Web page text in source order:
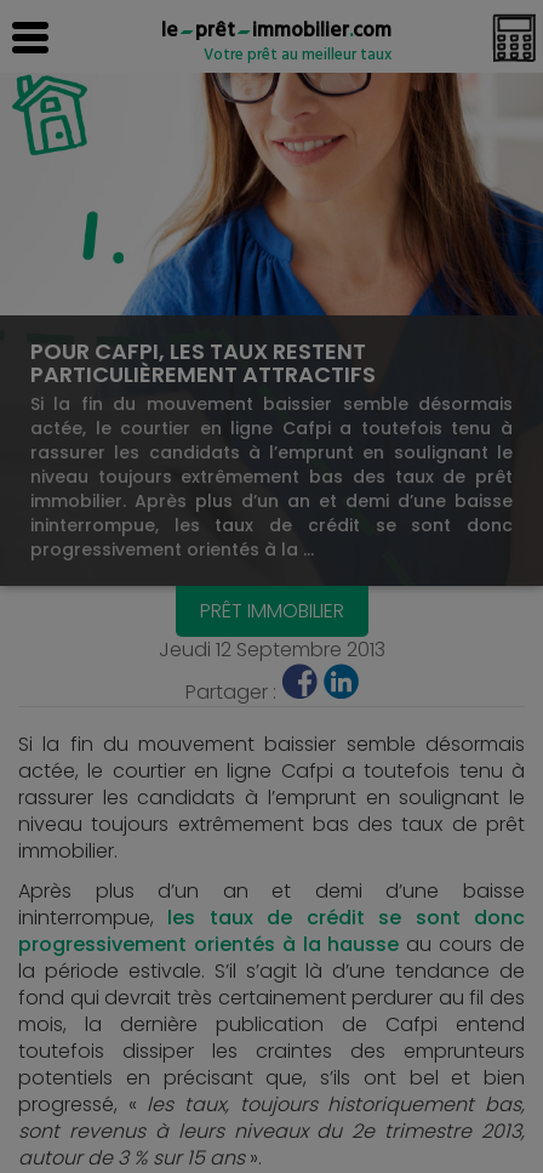
le prêt immobilier.com
Votre prêt au meilleur taux
POUR CAFPI, LES TAUX RESTENT
PARTICULIÈREMENT ATTRACTIFS
Si la fin du mouvement baissier semble désormais
actée, le courtier en ligne Cafpi a toutefois tenu à
rassurer les candidats à l’emprunt en soulignant le
niveau toujours extrêmement bas des taux de prêt
immobilier. Après plus d’un an et demi d’une baisse
ininterrompue, les taux de crédit se sont donc
progressivement orientés à la …
PRÊT IMMOBILIER
Jeudi 12 Septembre 2013
Partager :
Si la fin du mouvement baissier semble désormais
actée, le courtier en ligne Cafpi a toutefois tenu à
rassurer les candidats à l’emprunt en soulignant le
niveau toujours extrêmement bas des taux de prêt
immobilier.
Après plus d’un an et demi d’une baisse
ininterrompue, les taux de crédit se sont donc
progressivement orientés à la hausse au cours de
la période estivale. S’il s’agit là d’une tendance de
fond qui devrait très certainement perdurer au fil des
mois, la dernière publication de Cafpi entend
toutefois dissiper les craintes des emprunteurs
potentiels en précisant que, s’ils ont bel et bien
progressé, « les taux, toujours historiquement bas,
sont revenus à leurs niveaux du 2e trimestre 2013,
autour de 3 % sur 15 ans».